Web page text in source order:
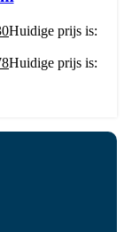
Huidige prijs is:
Huidige prijs is: